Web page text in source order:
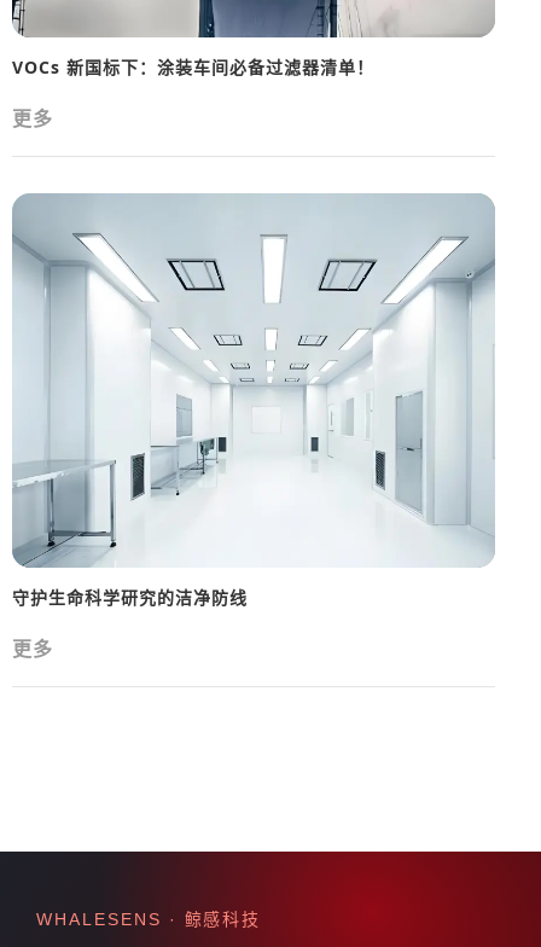
VOCs 新国标下：涂装车间必备过滤器清单！
更多
守护生命科学研究的洁净防线
更多
WHALESENS · 鲸感科技